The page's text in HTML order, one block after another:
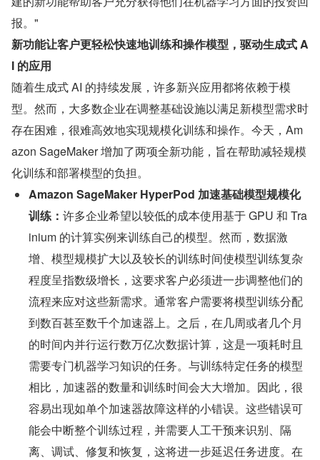
报。"
新功能让客户更轻松快速地训练和操作模型，驱动生成式 A
I 的应用
随着生成式 AI 的持续发展，许多新兴应用都将依赖于模
型。然而，大多数企业在调整基础设施以满足新模型需求时
存在困难，很难高效地实现规模化训练和操作。今天，Am
azon SageMaker 增加了两项全新功能，旨在帮助减轻规模
化训练和部署模型的负担。
Amazon SageMaker HyperPod 加速基础模型规模化
训练： 许多企业希望以较低的成本使用基于 GPU 和 Tra
inium 的计算实例来训练自己的模型。然而，数据激
增、模型规模扩大以及较长的训练时间使模型训练复杂
程度呈指数级增长，这要求客户必须进一步调整他们的
流程来应对这些新需求。通常客户需要将模型训练分配
到数百甚至数千个加速器上。之后，在几周或者几个月
的时间内并行运行数万亿次数据计算，这是一项耗时且
需要专门机器学习知识的任务。与训练特定任务的模型
相比，加速器的数量和训练时间会大大增加。因此，很
容易出现如单个加速器故障这样的小错误。这些错误可
能会中断整个训练过程，并需要人工干预来识别、隔
离、调试、修复和恢复，这将进一步延迟任务进度。在